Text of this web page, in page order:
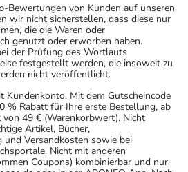
Bewertungen von Kunden auf unseren
wir nicht sicherstellen, dass diese nur
die die Waren oder
genutzt oder erworben haben.
der Prüfung des Wortlauts
festgestellt werden, die insoweit zu
nicht veröffentlicht.
Kundenkonto. Mit dem Gutscheincode
% Rabatt für Ihre erste Bestellung, ab
49 € (Warenkorbwert). Nicht
Artikel, Bücher,
Versandkosten sowie bei
Nicht mit anderen
Coupons) kombinierbar und nur